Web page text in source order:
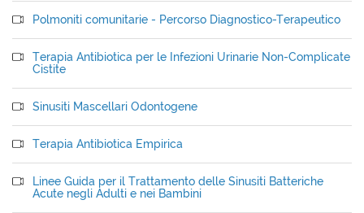
Polmoniti comunitarie - Percorso Diagnostico-Terapeutico
Terapia Antibiotica per le Infezioni Urinarie Non-Complicate
Cistite
Sinusiti Mascellari Odontogene
Terapia Antibiotica Empirica
Linee Guida per il Trattamento delle Sinusiti Batteriche
Acute negli Adulti e nei Bambini